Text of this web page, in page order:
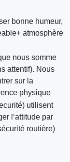
bonne humeur,
atmosphère
nous somme
attentif). Nous
sur la
physique
utilisent
l‘attitude par
routière)